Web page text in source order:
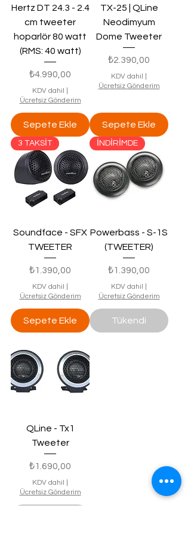
Hertz DT 24.3 - 2.4
cm tweeter
hoparlör 80 watt
(RMS: 40 watt)
Fiyat
₺4.990,00
KDV dahil
Ücretsiz Gönderim
Sepete Ekle
TX-25 | QLine
Neodimyum
Dome Tweeter
Fiyat
₺2.390,00
KDV dahil
Ücretsiz Gönderim
Sepete Ekle
3 TAKSİT
Soundface - SFX
TWEETER
Fiyat
₺1.390,00
KDV dahil
Ücretsiz Gönderim
Sepete Ekle
İNDİRİMDE
Powerbass - S-1S
(TWEETER)
Fiyat
₺1.390,00
KDV dahil
Ücretsiz Gönderim
Tükendi
QLine - Tx1
Tweeter
Fiyat
₺1.690,00
KDV dahil
Ücretsiz Gönderim